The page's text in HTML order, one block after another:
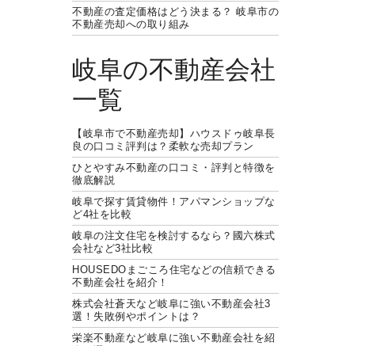
不動産の査定価格はどう決まる？ 岐阜市の
不動産売却への取り組み
岐阜の不動産会社
一覧
【岐阜市で不動産売却】ハウスドゥ岐阜長
良の口コミ評判は？柔軟な売却プラン
ひとやすみ不動産の口コミ・評判と特徴を
徹底解説
岐阜で探す賃貸物件！アパマンショップな
ど4社を比較
岐阜の注文住宅を検討するなら？國六株式
会社など3社比較
HOUSEDOまごころ住宅などの信頼できる
不動産会社を紹介！
株式会社蒼天など岐阜に強い不動産会社3
選！失敗例やポイントは？
栄楽不動産など岐阜に強い不動産会社を紹